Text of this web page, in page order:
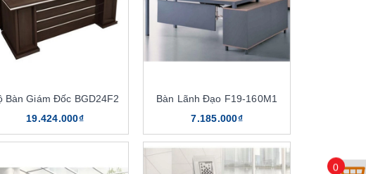
Bàn Giám Đốc BGD24F2
19.424.000₫
Bàn Lãnh Đạo F19-160M1
7.185.000₫
0